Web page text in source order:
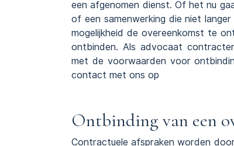
een afgenomen dienst. Of het nu
of een samenwerking die niet
mogelijkheid de overeenkomst te
ontbinden. Als advocaat
met de voorwaarden voor
contact met ons op
Ontbinding van een
Contractuele afspraken worden